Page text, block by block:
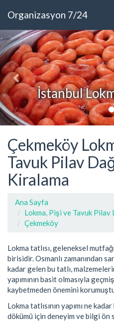
Organizasyon 7/24
İstanbul
Çekmeköy
Tavuk Pilav
Kiralama
Ana Sayfa
Lokma, Pişi ve Tavuk Pilav
Çekmeköy
Lokma tatlısı, geleneksel
birisidir. Osmanlı zamanından
kadar gelen bu tatlı,
yapımının basit olmasıyla
kaybetmeden önemini
Lokma tatlısının yapımı ne
dökümü için deneyim ve bilgi ön